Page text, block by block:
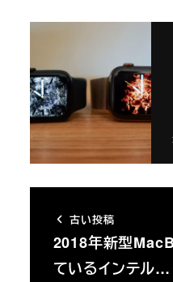
古い投稿
2018年新型
ているインテル…